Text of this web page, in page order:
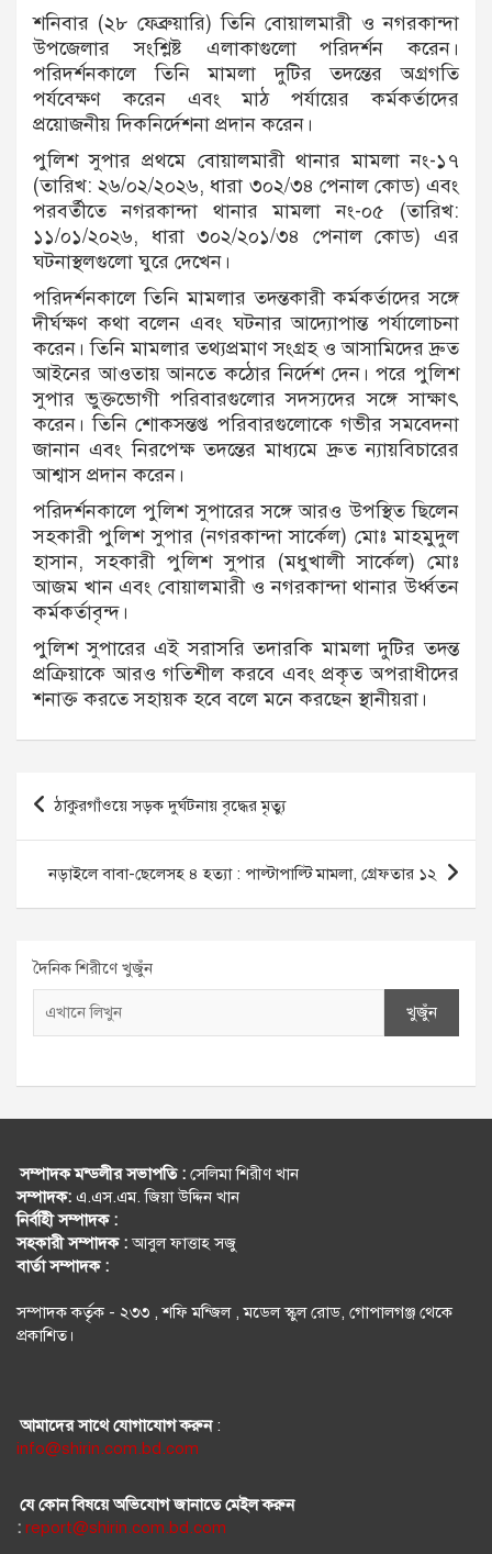
শনিবার (২৮ ফেব্রুয়ারি) তিনি বোয়ালমারী ও নগরকান্দা
উপজেলার সংশ্লিষ্ট এলাকাগুলো পরিদর্শন করেন।
পরিদর্শনকালে তিনি মামলা দুটির তদন্তের অগ্রগতি
পর্যবেক্ষণ করেন এবং মাঠ পর্যায়ের কর্মকর্তাদের
প্রয়োজনীয় দিকনির্দেশনা প্রদান করেন।
পুলিশ সুপার প্রথমে বোয়ালমারী থানার মামলা নং-১৭
(তারিখ: ২৬/০২/২০২৬, ধারা ৩০২/৩৪ পেনাল কোড) এবং
পরবর্তীতে নগরকান্দা থানার মামলা নং-০৫ (তারিখ:
১১/০১/২০২৬, ধারা ৩০২/২০১/৩৪ পেনাল কোড) এর
ঘটনাস্থলগুলো ঘুরে দেখেন।
পরিদর্শনকালে তিনি মামলার তদন্তকারী কর্মকর্তাদের সঙ্গে
দীর্ঘক্ষণ কথা বলেন এবং ঘটনার আদ্যোপান্ত পর্যালোচনা
করেন। তিনি মামলার তথ্যপ্রমাণ সংগ্রহ ও আসামিদের দ্রুত
আইনের আওতায় আনতে কঠোর নির্দেশ দেন। পরে পুলিশ
সুপার ভুক্তভোগী পরিবারগুলোর সদস্যদের সঙ্গে সাক্ষাৎ
করেন। তিনি শোকসন্তপ্ত পরিবারগুলোকে গভীর সমবেদনা
জানান এবং নিরপেক্ষ তদন্তের মাধ্যমে দ্রুত ন্যায়বিচারের
আশ্বাস প্রদান করেন।
পরিদর্শনকালে পুলিশ সুপারের সঙ্গে আরও উপস্থিত ছিলেন
সহকারী পুলিশ সুপার (নগরকান্দা সার্কেল) মোঃ মাহমুদুল
হাসান, সহকারী পুলিশ সুপার (মধুখালী সার্কেল) মোঃ
আজম খান এবং বোয়ালমারী ও নগরকান্দা থানার উর্ধ্বতন
কর্মকর্তাবৃন্দ।
পুলিশ সুপারের এই সরাসরি তদারকি মামলা দুটির তদন্ত
প্রক্রিয়াকে আরও গতিশীল করবে এবং প্রকৃত অপরাধীদের
শনাক্ত করতে সহায়ক হবে বলে মনে করছেন স্থানীয়রা।
Post
navigation
ঠাকুরগাঁওয়ে সড়ক দুর্ঘটনায় বৃদ্ধের মৃত্যু
নড়াইলে বাবা-ছেলেসহ ৪ হত্যা : পাল্টাপাল্টি মামলা, গ্রেফতার ১২
দৈনিক শিরীণে খুজুঁন
খুজুঁন
সম্পাদক মন্ডলীর সভাপতি : সেলিমা শিরীণ খান
সম্পাদক: এ.এস.এম. জিয়া উদ্দিন খান
নির্বহিী সম্পাদক :
সহকারী সম্পাদক :আবুল ফাত্তাহ সজু
বার্তা সম্পাদক :
সম্পাদক কর্তৃক - ২৩৩ , শফি মন্জিল , মডেল স্কুল রোড, গোপালগঞ্জ থেকে
প্রকাশিত।
আমাদের সাথে যোগাযোগ করুন:
info@shirin.com.bd.com
যে কোন বিষয়ে অভিযোগ জানাতে মেইল করুন
: report@shirin.com.bd.com